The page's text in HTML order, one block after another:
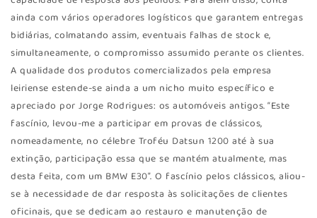
ainda com vários operadores logísticos que garantem entregas
bidiárias, colmatando assim, eventuais falhas de stock e,
simultaneamente, o compromisso assumido perante os clientes.
A qualidade dos produtos comercializados pela empresa
leiriense estende-se ainda a um nicho muito específico e
apreciado por Jorge Rodrigues: os automóveis antigos. “Este
fascínio, levou-me a participar em provas de clássicos,
nomeadamente, no célebre Troféu Datsun 1200 até à sua
extinção, participação essa que se mantém atualmente, mas
desta feita, com um BMW E30”. O fascínio pelos clássicos, aliou-
se à necessidade de dar resposta às solicitações de clientes
oficinais, que se dedicam ao restauro e manutenção de